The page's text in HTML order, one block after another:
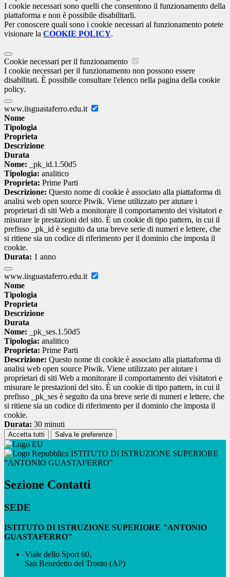
I cookie necessari sono quelli che consentono il funzionamento della
piattaforma e non è possibile disabilitarli.
Per conoscere quali sono i cookie necessari al funzionamento potete
visionare la COOKIE POLICY.
Cookie necessari per il funzionamento
I cookie necessari per il funzionamento non possono essere
disabilitati. È possibile consultare l'elenco nella pagina della cookie
policy.
www.iisguastaferro.edu.it
Nome
Tipologia
Proprieta
Descrizione
Durata
Nome: _pk_id.1.50d5
Tipologia: analitico
Proprieta: Prime Parti
Descrizione: Questo nome di cookie è associato alla piattaforma di
analisi web open source Piwik. Viene utilizzato per aiutare i
proprietari di siti Web a monitorare il comportamento dei visitatori e
misurare le prestazioni del sito. È un cookie di tipo pattern, in cui il
prefisso _pk_id è seguito da una breve serie di numeri e lettere, che
si ritiene sia un codice di riferimento per il dominio che imposta il
cookie.
Durata: 1 anno
www.iisguastaferro.edu.it
Nome
Tipologia
Proprieta
Descrizione
Durata
Nome: _pk_ses.1.50d5
Tipologia: analitico
Proprieta: Prime Parti
Descrizione: Questo nome di cookie è associato alla piattaforma di
analisi web open source Piwik. Viene utilizzato per aiutare i
proprietari di siti Web a monitorare il comportamento dei visitatori e
misurare le prestazioni del sito. È un cookie di tipo pattern, in cui il
prefisso _pk_ses è seguito da una breve serie di numeri e lettere, che
si ritiene sia un codice di riferimento per il dominio che imposta il
cookie.
Durata: 30 minuti
Accetta tutti Salva le preferenze
ISTITUTO DI ISTRUZIONE SUPERIORE
"ANTONIO GUASTAFERRO"
Sezione Contatti
SEDE
ISTITUTO DI ISTRUZIONE SUPERIORE "ANTONIO
GUASTAFERRO"
Viale dello Sport 60,
San Benedetto del Tronto (AP)